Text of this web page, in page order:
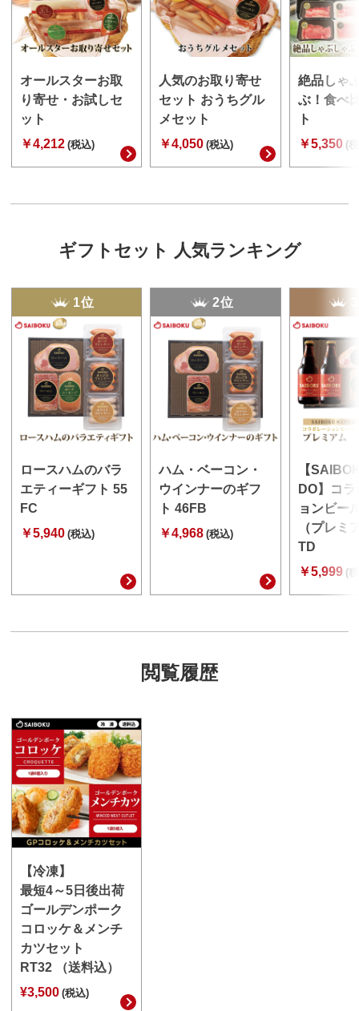
オールスターお取
り寄せ・お試しセ
ット
￥4,212 (税込)
人気のお取り寄せ
セット おうちグル
メセット
￥4,050 (税込)
絶品しゃ
ぶ！食べ
ト
￥5,350 (
ギフトセット 人気ランキング
1位
ロースハムのバラ
エティーギフト 55
FC
￥5,940 (税込)
2位
ハム・ベーコン・
ウインナーのギフ
ト 46FB
￥4,968 (税込)
【
DO】コ
ョンビー
（プレミ
TD
￥5,999 (
閲覧履歴
【冷凍】
最短4～5日後出荷
ゴールデンポーク
コロッケ＆メンチ
カツセット
RT32 （送料込）
¥3,500 (税込)